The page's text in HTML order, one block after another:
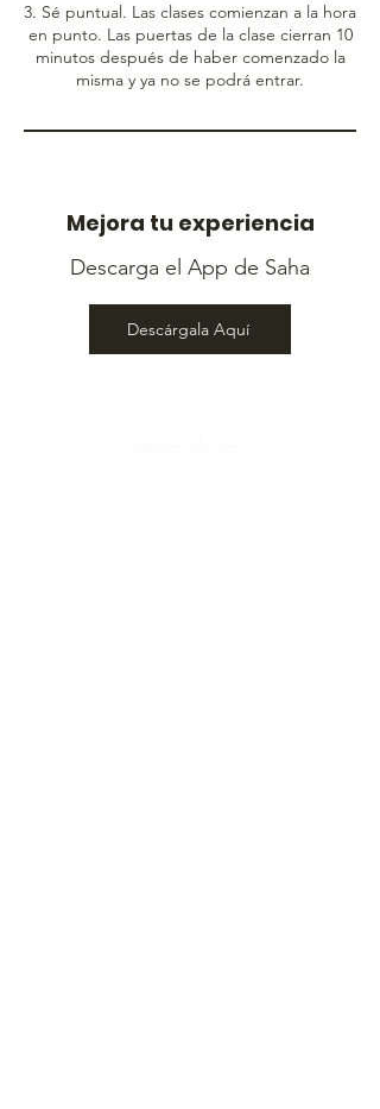
3. Sé puntual. Las clases comienzan a la hora
en punto. Las puertas de la clase cierran 10
minutos después de haber comenzado la
misma y ya no se podrá entrar.
Mejora tu experiencia
Descarga el App de Saha
Descárgala Aquí